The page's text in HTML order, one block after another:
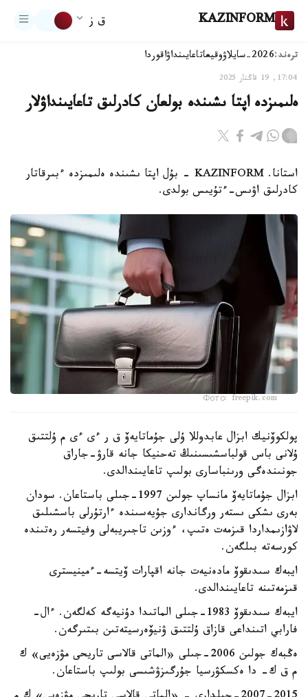
KAZINFORM ق ز
ترەند:2026-سايلاۋ وقيعاتاعايىنداۋاقوردا
17:04, 19 قاڭتار 2025
ەلىمىزدە اپتا ىشىندە بولعان كادرلىق تاعايىنداۋلار
استانا. KAZINFORM - بۇل اپتا ىشىندە ەلىمىزدە ءبىرقاتار
كادرلىق اۋىس-ءتۇيىس بولدى.
Фото: freepik.com
پولكوۆنيك ابزال عابدوللا ۇلى جۇماتايەۆ ق ر ءى ءى م ۇلتتىق
ۇلانى باس قولباسشىسىنىڭ تەحنيكا جانە قارۋ-جاراق
جونىندەگى ورىنباسارى بولىپ تاعايىندالدى.
ابزال جۇماتايەۆ مانساپ جولىن 1997-جىلى باستاعان. سودان
بەرى ىشكى ىستەر ورگاندارى جۇيەسىندە ءارتۇرلى باسشىلىق
لاۋازىمداردا قىزمەت ەتىپ، ءوزىن تاجىريبەلى وفيتسەر رەتىندە
كورسەتە بىلگەن.
ايبەك سىدىقوۆ مادەنيەت جانە اقپارات ۆيتسە-ءمينيسترى
قىزمەتىنە تاعايىندالدى.
ايبەك سىدىقوۆ 1983-جىلى الماتىدا دۇنيەگە كەلگەن. ءال-
فارابي اتىنداعى قازاق ۇلتتىق ۋنيۆەرسيتەتىن بىتىرگەن.
ەڭبەك جولىن 2006-جىلى «الماتى قالاسى تاريحى مۋزەيى» ك
م ق ك- دا ەكسكۋرسيا جۇرگىزۋشىسى بولىپ باستاعان.